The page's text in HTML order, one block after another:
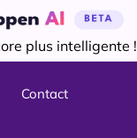
plus intelligente !
Contact